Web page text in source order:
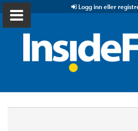
Logg inn eller